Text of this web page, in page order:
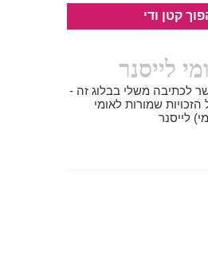
קטן ודי
לייסנר
לכתיבה משלי בבלוג זה -
הזכויות שמורות לאומי
לייסנר